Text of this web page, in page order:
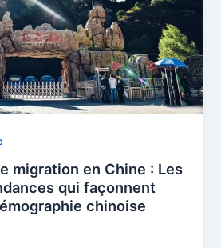
migration en Chine : Les
qui façonnent
chinoise